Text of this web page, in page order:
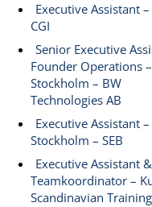
Executive Assistant
CGI
Senior Executive
Founder Operations –
Stockholm – BW
Technologies AB
Executive Assistant –
Stockholm – SEB
Executive Assistant &
Teamkoordinator –
Scandinavian